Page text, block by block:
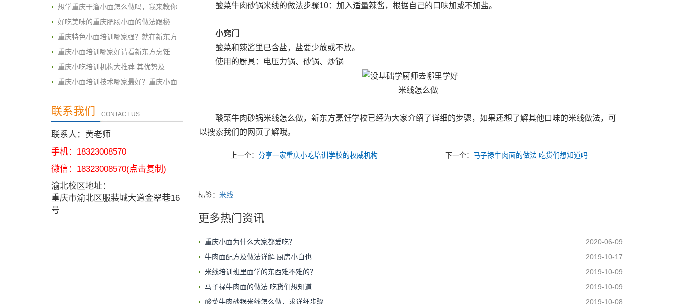
酸菜牛肉砂锅米线的做法步骤10：加入适量辣酱，根据自己的口味加或不加盐。
小窍门
酸菜和辣酱里已含盐，盐要少放或不放。
使用的厨具：电压力锅、砂锅、炒锅
米线怎么做
酸菜牛肉砂锅米线怎么做，新东方烹饪学校已经为大家介绍了详细的步骤，如果还想了解其他口味的米线做法，可
以搜索我们的网页了解哦。
上一个：分享一家重庆小吃培训学校的权威机构 下一个：马子禄牛肉面的做法 吃货们想知道吗
标签： 米线
更多热门资讯
重庆小面为什么大家都爱吃？
2020-06-09
牛肉面配方及做法详解 厨房小白也
2019-10-17
米线培训班里面学的东西难不难的？
2019-10-09
马子禄牛肉面的做法 吃货们想知道
2019-10-09
酸菜牛肉砂锅米线怎么做，求详细步骤
2019-10-08
想学重庆干溜小面怎么做吗，我来教你
好吃美味的重庆肥肠小面的做法跟秘
重庆特色小面培训哪家强？就在新东方
重庆小面培训哪家好请看新东方烹饪
重庆小吃培训机构大推荐 其优势及
重庆小面培训技术哪家最好？重庆小面
联系我们 CONTACT US
联系人：黄老师
手机：18323008570
微信： 18323008570(点击复制)
渝北校区地址：
重庆市渝北区服装城大道金翠巷16
号